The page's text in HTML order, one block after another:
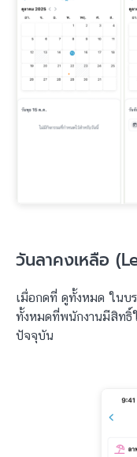
วันลาคงเหลือ
เมื่อกดที่ ดูทั้งหมด ในบ
ทั้งหมดที่พนักงานมีสิทธิ์
ปัจจุบัน